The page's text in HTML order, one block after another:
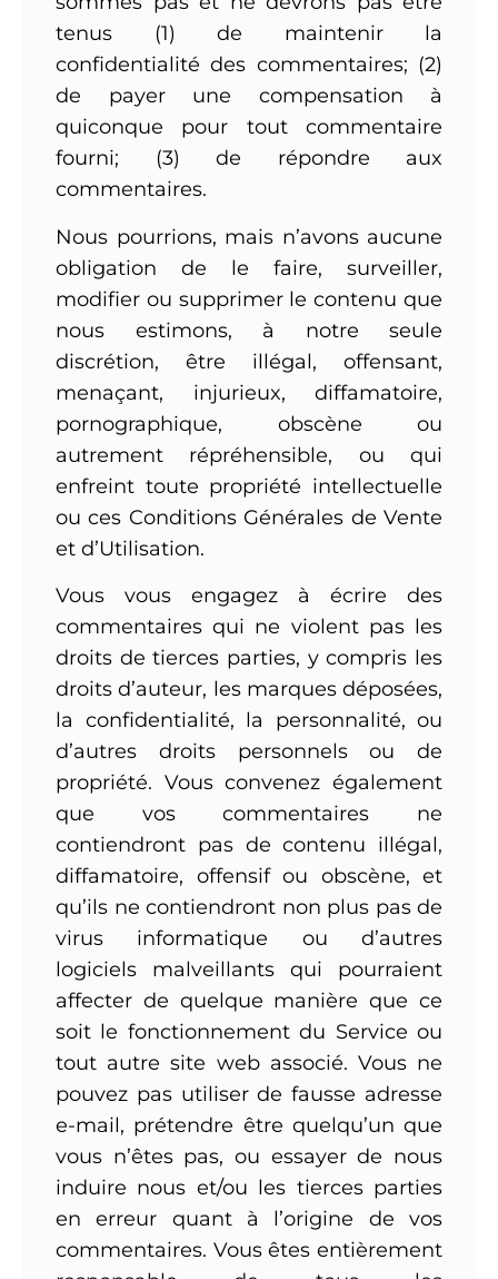
tenus (1) de maintenir la
confidentialité des commentaires; (2)
de payer une compensation à
quiconque pour tout commentaire
fourni; (3) de répondre aux
commentaires.
Nous pourrions, mais n’avons aucune
obligation de le faire, surveiller,
modifier ou supprimer le contenu que
nous estimons, à notre seule
discrétion, être illégal, offensant,
menaçant, injurieux, diffamatoire,
pornographique, obscène ou
autrement répréhensible, ou qui
enfreint toute propriété intellectuelle
ou ces Conditions Générales de Vente
et d’Utilisation.
Vous vous engagez à écrire des
commentaires qui ne violent pas les
droits de tierces parties, y compris les
droits d’auteur, les marques déposées,
la confidentialité, la personnalité, ou
d’autres droits personnels ou de
propriété. Vous convenez également
que vos commentaires ne
contiendront pas de contenu illégal,
diffamatoire, offensif ou obscène, et
qu’ils ne contiendront non plus pas de
virus informatique ou d’autres
logiciels malveillants qui pourraient
affecter de quelque manière que ce
soit le fonctionnement du Service ou
tout autre site web associé. Vous ne
pouvez pas utiliser de fausse adresse
e-mail, prétendre être quelqu’un que
vous n’êtes pas, ou essayer de nous
induire nous et/ou les tierces parties
en erreur quant à l’origine de vos
commentaires. Vous êtes entièrement